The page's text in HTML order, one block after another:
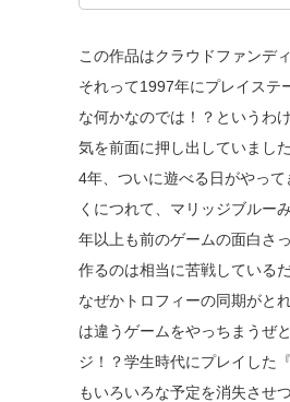
この作品はクラウドファンデ
それって1997年にプレイステ
な何かなのでは！？というわ
気を前面に押し出していまし
4年、ついに遊べる日がやっ
くにつれて、マリッジブルー
年以上も前のゲームの面白さ
作るのは相当に苦戦している
なぜかトロフィーの同期がと
は違うゲームをやっちまうぜ
ジ！？学生時代にプレイした
もいろいろな予定を消失させ